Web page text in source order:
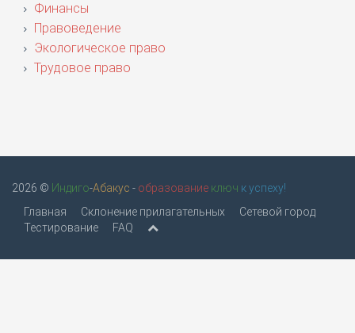
Финансы
Правоведение
Экологическое право
Трудовое право
2026 © Индиго-Абакус - образование ключ к успеху!
Главная
Склонение прилагательных
Сетевой город
Тестирование
FAQ